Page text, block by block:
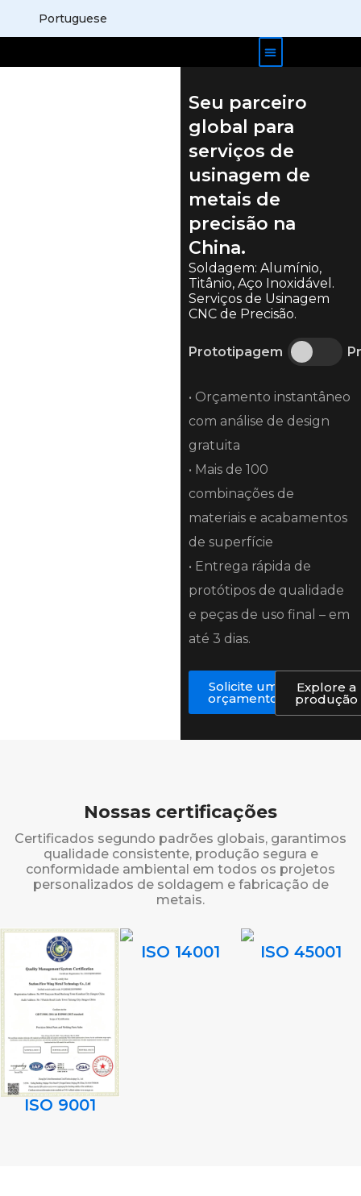
Portuguese
Seu parceiro
global para
serviços de
usinagem de
metais de
precisão na
China.
Soldagem: Alumínio,
Titânio, Aço Inoxidável.
Serviços de Usinagem
CNC de Precisão.
Prototipagem
• Orçamento instantâneo
com análise de design
gratuita
• Mais de 100
combinações de
materiais e acabamentos
de superfície
• Entrega rápida de
protótipos de qualidade
e peças de uso final – em
até 3 dias.
Solicite um
orçamento
Explore a
produção
Nossas certificações
Certificados segundo padrões globais, garantimos
qualidade consistente, produção segura e
conformidade ambiental em todos os projetos
personalizados de soldagem e fabricação de
metais.
ISO 9001
ISO 14001 ISO 45001